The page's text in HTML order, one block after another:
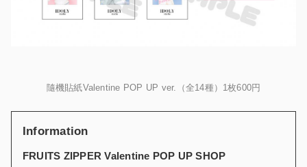
隨機貼紙Valentine POP UP ver.（全14種）1枚600円
Information
FRUITS ZIPPER Valentine POP UP SHOP